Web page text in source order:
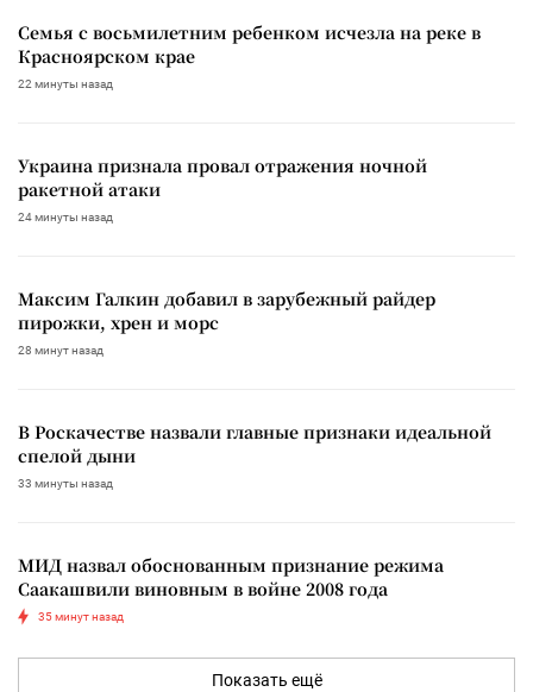
Семья с восьмилетним ребенком исчезла на реке в
Красноярском крае
22 минуты назад
Украина признала провал отражения ночной
ракетной атаки
24 минуты назад
Максим Галкин добавил в зарубежный райдер
пирожки, хрен и морс
28 минут назад
В Роскачестве назвали главные признаки идеальной
спелой дыни
33 минуты назад
МИД назвал обоснованным признание режима
Саакашвили виновным в войне 2008 года
35 минут назад
Показать ещё